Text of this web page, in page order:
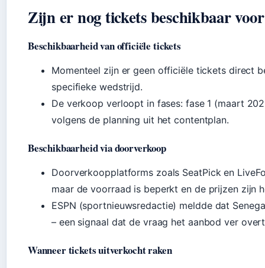
Zijn er nog tickets beschikbaar
Beschikbaarheid van officiële tickets
Momenteel zijn er geen officiële tickets direct
specifieke wedstrijd.
De verkoop verloopt in fases: fase 1 (maart
volgens de planning uit het contentplan.
Beschikbaarheid via doorverkoop
Doorverkoopplatforms zoals SeatPick en
maar de voorraad is beperkt en de prijzen zijn
ESPN (sportnieuwsredactie) meldde dat
– een signaal dat de vraag het aanbod ver
Wanneer tickets uitverkocht raken